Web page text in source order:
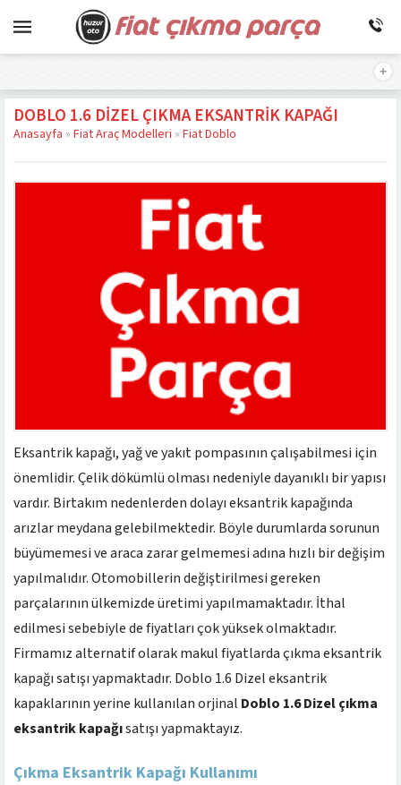
DOBLO 1.6 DIZEL ÇIKMA EKSANTRIK KAPAĞI
Anasayfa » Fiat Araç Modelleri » Fiat Doblo
Eksantrik kapağı, yağ ve yakıt pompasının çalışabilmesi için
önemlidir. Çelik dökümlü olması nedeniyle dayanıklı bir yapısı
vardır. Birtakım nedenlerden dolayı eksantrik kapağında
arızlar meydana gelebilmektedir. Böyle durumlarda sorunun
büyümemesi ve araca zarar gelmemesi adına hızlı bir değişim
yapılmalıdır. Otomobillerin değiştirilmesi gereken
parçalarının ülkemizde üretimi yapılmamaktadır. İthal
edilmesi sebebiyle de fiyatları çok yüksek olmaktadır.
Firmamız alternatif olarak makul fiyatlarda çıkma eksantrik
kapağı satışı yapmaktadır. Doblo 1.6 Dizel eksantrik
kapaklarının yerine kullanılan orjinal Doblo 1.6 Dizel çıkma
eksantrik kapağısatışı yapmaktayız.
Çıkma Eksantrik Kapağı Kullanımı